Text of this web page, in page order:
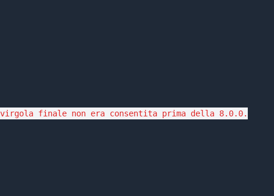
finale non era consentita prima della 8.0.0.